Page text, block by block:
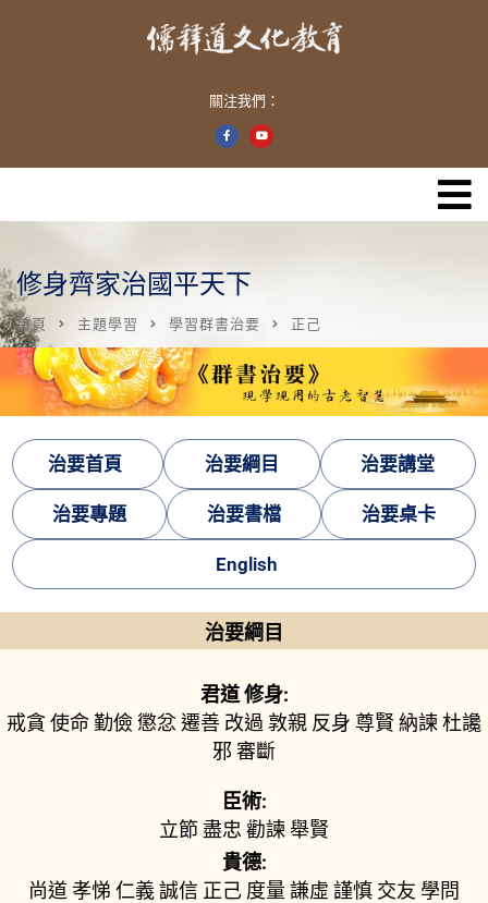
關注我們：
修身齊家治國平天下
首頁 主題學習 學習群書治要 正己
治要首頁 治要綱目 治要講堂
治要專題 治要書檔 治要桌卡
English
治要綱目
君道 修身:
戒貪使命勤儉懲忿 遷善 改過 敦親 反身 尊賢納諫 杜讒
邪 審斷
臣術:
立節盡忠 勸諫 舉賢
貴德:
尚道 孝悌 仁義 誠信 正己 度量 謙虛 謹慎 交友 學問